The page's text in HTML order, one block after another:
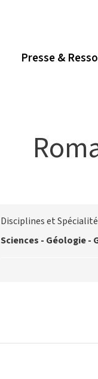
Presse &
Disciplines et
Sciences - Géologie -